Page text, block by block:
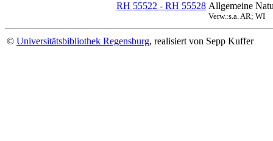
RH 55522 - RH 55528 Allgemeine
Verw.:s.a. AR; WI
© Universitätsbibliothek Regensburg, realisiert von Sepp Kuffer